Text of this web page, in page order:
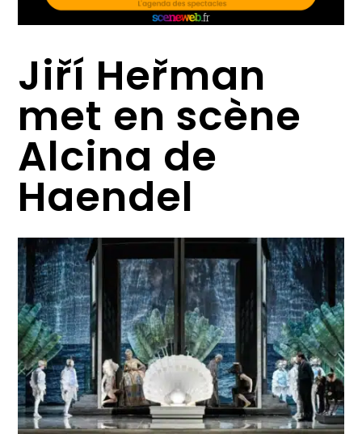
Jiří Heřman
met en scène
Alcina de
Haendel